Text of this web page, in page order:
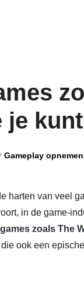
je
Gameplay opnemen
harten van veel
in de game-
games zoals The
ook een